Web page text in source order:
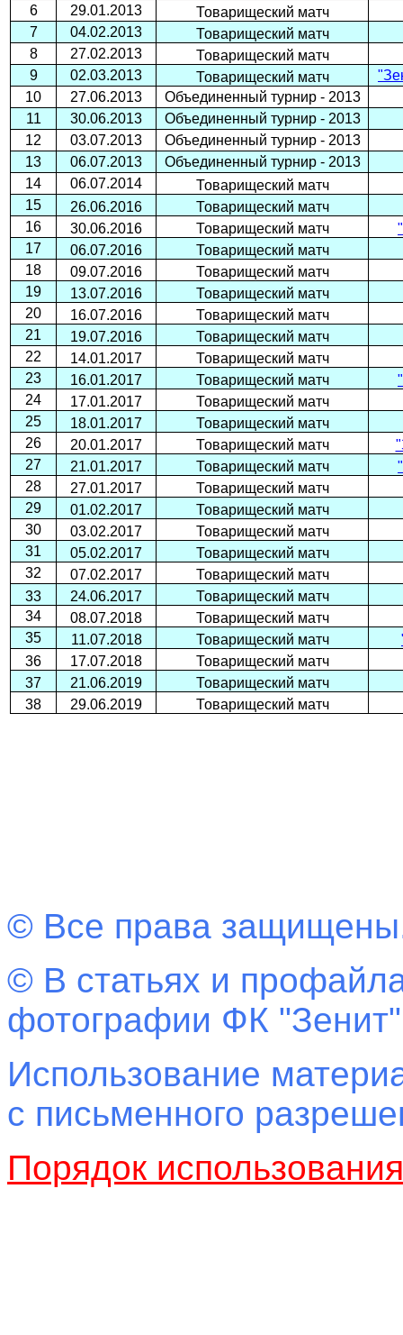
6
29.01.2013
Товарищеский матч
7
04.02.2013
Товарищеский матч
8
27.02.2013
Товарищеский матч
9
02.03.2013 Товарищеский матч
10
27.06.2013
Объединенный турнир - 2013
11
30.06.2013
Объединенный турнир - 2013
12
03.07.2013
Объединенный турнир - 2013
13
06.07.2013
Объединенный турнир - 2013
14
06.07.2014
Товарищеский матч
15
26.06.2016
Товарищеский матч
16
30.06.2016 Товарищеский матч
17
06.07.2016
Товарищеский матч
18
09.07.2016
Товарищеский матч
19
13.07.2016
Товарищеский матч
20
16.07.2016
Товарищеский матч
21
19.07.2016
Товарищеский матч
22
14.01.2017
Товарищеский матч
23
16.01.2017 Товарищеский матч
24
17.01.2017
Товарищеский матч
25
18.01.2017
Товарищеский матч
26
20.01.2017 Товарищеский матч
27
21.01.2017 Товарищеский матч
28
27.01.2017
Товарищеский матч
29
01.02.2017
Товарищеский матч
30
03.02.2017
Товарищеский матч
31
05.02.2017
Товарищеский матч
32
07.02.2017
Товарищеский матч
33
24.06.2017
Товарищеский матч
34
08.07.2018
Товарищеский матч
35
11.07.2018 Товарищеский матч
36
17.07.2018
Товарищеский матч
37
21.06.2019
Товарищеский матч
38
29.06.2019 Товарищеский матч
© Все права
© В статьях и
фотографии ФК
Использование
с письменного
Порядок